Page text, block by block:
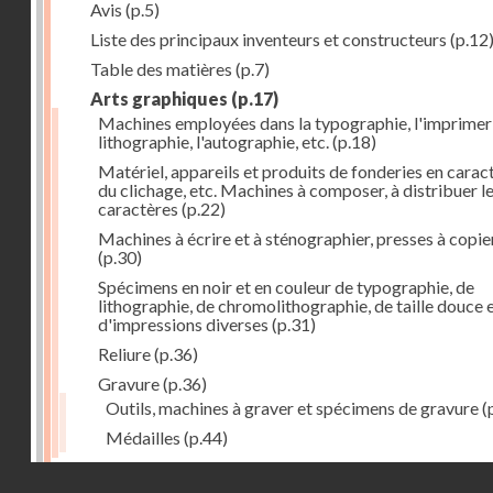
Avis (p.5)
Liste des principaux inventeurs et constructeurs (p.12)
Table des matières (p.7)
Arts graphiques (p.17)
Machines employées dans la typographie,
lithographie, l'autographie, etc. (p.18)
Matériel, appareils et produits de fonderies en
du clichage, etc. Machines à composer, à distribuer
caractères (p.22)
Machines à écrire et à sténographier, presses à
(p.30)
Spécimens en noir et en couleur de typographie, de
lithographie, de chromolithographie, de taille douce
d'impressions diverses (p.31)
Reliure(p.36)
Gravure(p.36)
Outils, machines à graver et spécimens de gravure
Médailles (p.44)